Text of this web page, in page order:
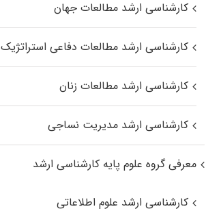
کارشناسی ارشد مطالعات جهان
کارشناسی ارشد مطالعات دفاعی استراتژیک
کارشناسی ارشد مطالعات زنان
کارشناسی ارشد مدیریت نساجی
معرفی گروه علوم پایه کارشناسی ارشد
کارشناسی ارشد علوم اطلاعاتی